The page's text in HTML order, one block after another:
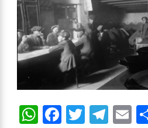
WhatsApp
Facebook